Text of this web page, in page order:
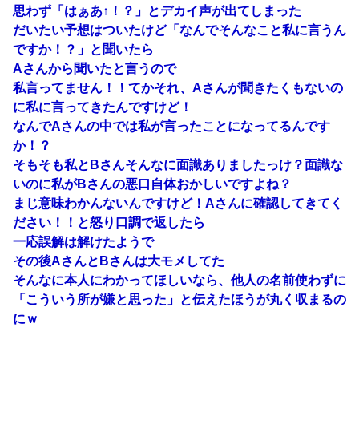
思わず「はぁあ↑！？」とデカイ声が出てしまった
だいたい予想はついたけど「なんでそんなこと私に言うん
ですか！？」と聞いたら
Aさんから聞いたと言うので
私言ってません！！てかそれ、Aさんが聞きたくもないの
に私に言ってきたんですけど！
なんでAさんの中では私が言ったことになってるんです
か！？
そもそも私とBさんそんなに面識ありましたっけ？面識な
いのに私がBさんの悪口自体おかしいですよね？
まじ意味わかんないんですけど！Aさんに確認してきてく
ださい！！と怒り口調で返したら
一応誤解は解けたようで
その後AさんとBさんは大モメしてた
そんなに本人にわかってほしいなら、他人の名前使わずに
「こういう所が嫌と思った」と伝えたほうが丸く収まるの
にｗ